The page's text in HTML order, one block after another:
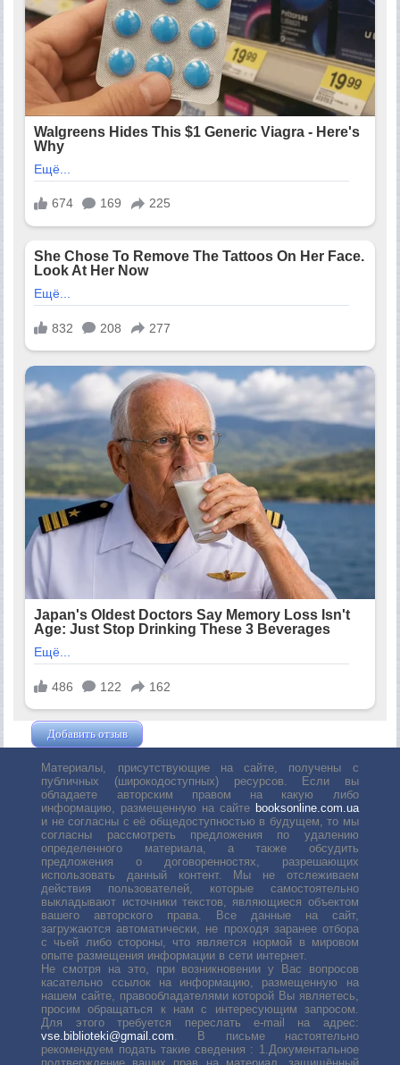
Добавить отзыв
Материалы, присутствующие на сайте, получены с
публичных (широкодоступных) ресурсов. Если вы
обладаете авторским правом на какую либо
информацию, размещенную на сайте booksonline.com.ua
и не согласны с её общедоступностью в будущем, то мы
согласны рассмотреть предложения по удалению
определенного материала, а также обсудить
предложения о договоренностях, разрешающих
использовать данный контент. Мы не отслеживаем
действия пользователей, которые самостоятельно
выкладывают источники текстов, являющиеся объектом
вашего авторского права. Все данные на сайт,
загружаются автоматически, не проходя заранее отбора
с чьей либо стороны, что является нормой в мировом
опыте размещения информации в сети интернет.
Не смотря на это, при возникновении у Вас вопросов
касательно ссылок на информацию, размещенную на
нашем сайте, правообладателями которой Вы являетесь,
просим обращаться к нам с интересующим запросом.
Для этого требуется переслать е-mail на адрес:
vse.biblioteki@gmail.com . В письме настоятельно
рекомендуем подать такие сведения : 1.Документальное
подтверждение ваших прав на материал, защищённый